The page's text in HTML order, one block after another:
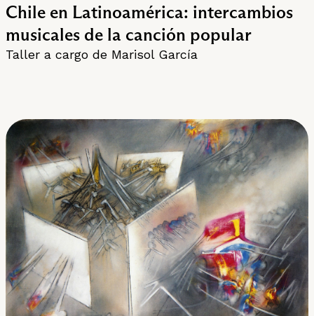
Chile en Latinoamérica: intercambios
musicales de la canción popular
Taller a cargo de Marisol García